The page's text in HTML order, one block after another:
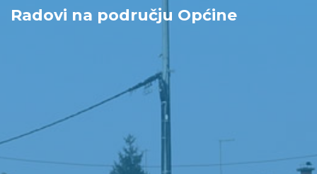
Radovi na području Općine